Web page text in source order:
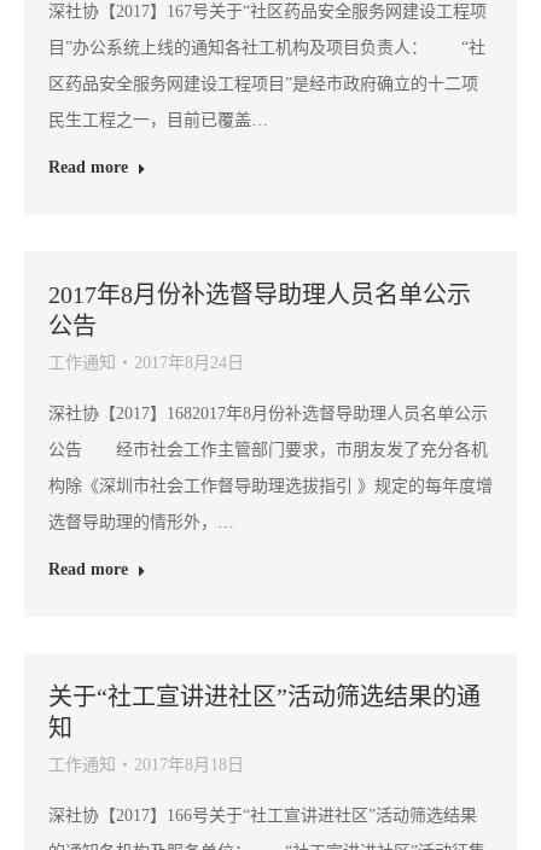
深社协【2017】167号关于“社区药品安全服务网建设工程项
目”办公系统上线的通知各社工机构及项目负责人： “社
区药品安全服务网建设工程项目”是经市政府确立的十二项
民生工程之一，目前已覆盖…
Read more
2017年8月份补选督导助理人员名单公示
公告
工作通知 2017年8月24日
深社协【2017】1682017年8月份补选督导助理人员名单公示
公告 经市社会工作主管部门要求，市朋友发了充分各机
构除《深圳市社会工作督导助理选拔指引 》规定的每年度增
选督导助理的情形外，…
Read more
关于“社工宣讲进社区”活动筛选结果的通
知
工作通知 2017年8月18日
深社协【2017】166号关于“社工宣讲进社区”活动筛选结果